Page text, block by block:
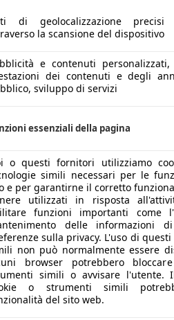
di geolocalizzazione precisi
la scansione del dispositivo
e contenuti
dei contenuti e degli
sviluppo di servizi
essenziali della pagina
o questi fornitori utilizziamo
simili necessari per le
e per garantirne il corretto
utilizzati in risposta
funzioni importanti come
delle informazioni
sulla privacy. L'uso di
non può normalmente essere
browser potrebbero
simili o avvisare l'utente.
o strumenti simili
del sito web.
ATELIER – STUPENDA –